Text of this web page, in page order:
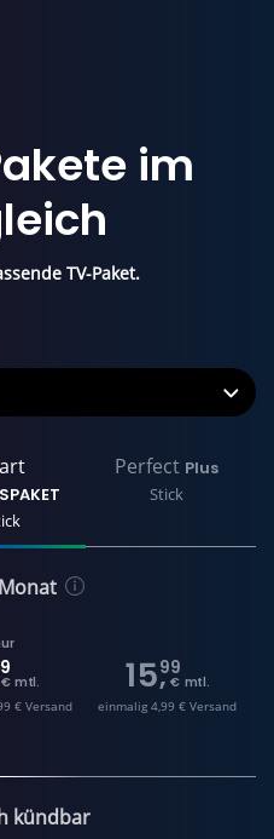
im
TV-Paket.
Perfect Plus
Stick
€ mtl.
€ Versand
15,99
€ mtl.
einmalig 4,99 € Versand
kündbar